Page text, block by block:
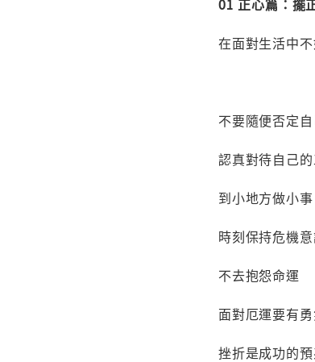
在面對生活中
不要隨便否定
認真對待自己
到小地方做小事
時刻保持危機
不去抱怨命運
面對厄運要有
挫折是成功的